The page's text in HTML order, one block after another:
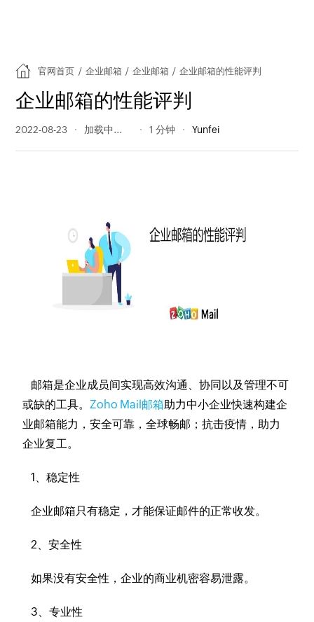
官网首页 / 企业邮箱 / 企业邮箱 / 企业邮箱的性能评判
企业邮箱的性能评判
2022-08-23 282 阅读量 1 分钟 Yunfei
邮箱是企业成员间实现高效沟通、协同以及管理不可
或缺的工具。Zoho Mail邮箱助力中小企业快速构建企
业邮箱能力，安全可靠，全球畅邮；抗击疫情，助力
企业复工。
1、稳定性
企业邮箱只有稳定，才能保证邮件的正常收发。
2、安全性
如果没有安全性，企业的商业机密容易泄露。
3、专业性